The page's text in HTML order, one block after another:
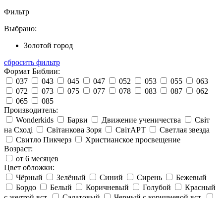
Фильтр
Выбрано:
Золотой город
сбросить фильтр
Формат Библии:
037
043 045 047 052 053 055
063
072
073 075 077 078 083 087
062
065
085
Производитель:
Wonderkids
Барви Движение ученичества
Світ
на Сході
Світанкова Зоря СвітАРТ
Светлая звезда
Свитло Пикчерз
Христианское просвещение
Возраст:
от 6 месяцев
Цвет обложки:
Чёрный
Зелёный Синий Сирень
Бежевый
Бордо
Белый Коричневый Голубой
Красный